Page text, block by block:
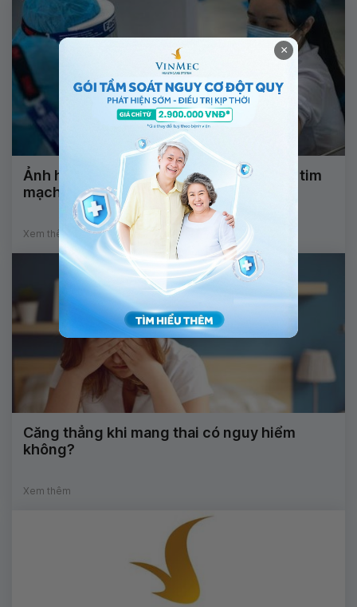
Ảnh hưởng của COVID-19 đến sức khỏe tim
mạch
Xem thêm
Căng thẳng khi mang thai có nguy hiểm
không?
Xem thêm
×